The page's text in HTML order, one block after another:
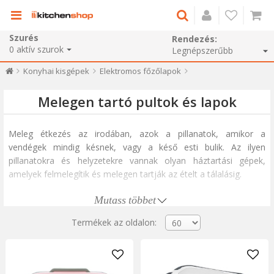
Szurés
0 aktív szurok
Rendezés:
Konyhai kisgépek Elektromos főzőlapok
Melegen tartó pultok és lapok
Meleg étkezés az irodában, azok a pillanatok, amikor a
vendégek mindig késnek, vagy a késő esti bulik. Az ilyen
pillanatokra és helyzetekre vannak olyan háztartási gépek,
amelyek felmelegítik és melegen tartják az ételt a tálalásig.
Az elektromos ételtartó nem csak élelmiszer tárolására és
szállítására szolgáló edény, hanem a mellékelt tartozékok
segítségével melegítésére, tálalására is alkalmas. Ez a
meleg ételt biztosít az irodában vagy az iskolában.
Mutass többet
Termékek az oldalon: